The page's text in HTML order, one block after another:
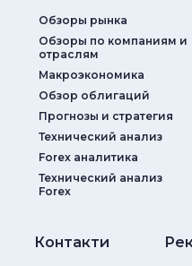
Обзоры рынка
Обзоры по компаниям и
отраслям
Макроэкономика
Обзор облигаций
Прогнозы и стратегия
Технический анализ
Forex аналитика
Технический анализ
Forex
Контакти